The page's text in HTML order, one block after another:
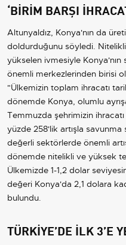
‘BİRİM BARŞI
Altunyaldız, Konya'nın da
doldurduğunu söyledi.
yükselen ivmesiyle
önemli merkezlerinden birisi
"Ülkemizin toplam ihracatı
dönemde Konya, olumlu
Temmuzda şehrimizin
yüzde 258'lik artışla
değerli sektörlerde önemli
dönemde nitelikli ve yüksek
Ülkemizde 1-1,2 dolar
değeri Konya'da 2,1 dolara
bulundu.
TÜRKİYE’DE İLK 3’E